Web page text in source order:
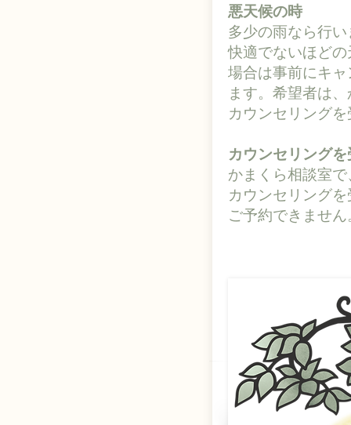
​​悪天候の時
多少の雨なら行
快適でないほど
場合は事前にキ
ます。希望者は
カウンセリング
カウンセリング
かまくら相談室
カウンセリング
ご予約できません